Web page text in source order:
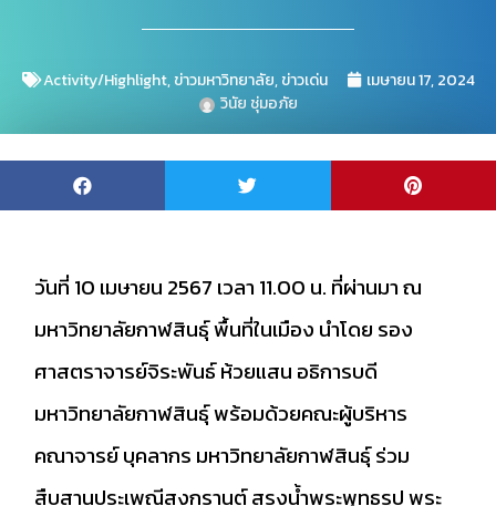
Activity/Highlight,ข่าวมหาวิทยาลัย,ข่าวเด่น
เมษายน 17, 2024
วินัย ชุ่มอภัย
วันที่ 10 เมษายน 2567 เวลา 11.00 น. ที่ผ่านมา ณ
มหาวิทยาลัยกาฬสินธุ์ พื้นที่ในเมือง นำโดย รอง
ศาสตราจารย์จิระพันธ์ ห้วยแสน อธิการบดี
มหาวิทยาลัยกาฬสินธุ์ พร้อมด้วยคณะผู้บริหาร
คณาจารย์ บุคลากร มหาวิทยาลัยกาฬสินธุ์ ร่วม
สืบสานประเพณีสงกรานต์ สรงน้ำพระพุทธรูป พระ